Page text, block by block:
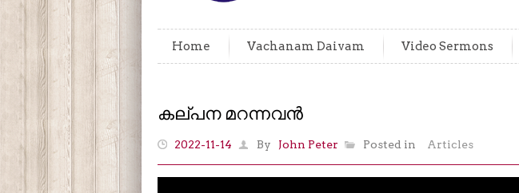
Home Vachanam Daivam Video Sermons
കല്പന മറന്നവൻ
2022-11-14 By John Peter Posted in Articles